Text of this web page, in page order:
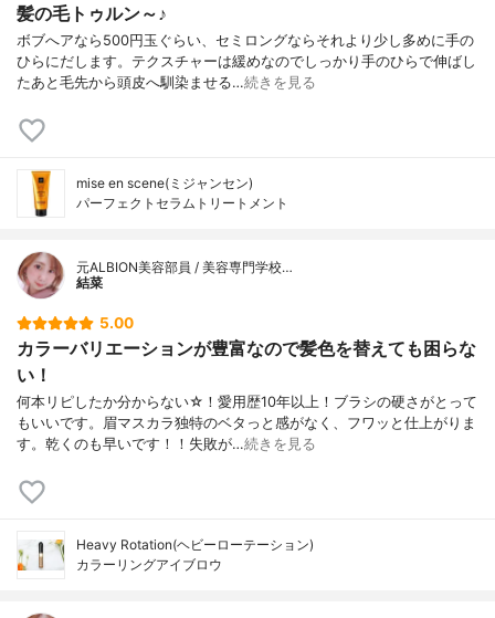
髪の毛トゥルン～♪
ボブへアなら500円玉ぐらい、セミロングならそれより少し多めに手の
ひらにだします。テクスチャーは緩めなのでしっかり手のひらで伸ばし
たあと毛先から頭皮へ馴染ませる…続きを見る
mise en scene(ミジャンセン)
パーフェクトセラムトリートメント
元ALBION美容部員 / 美容専門学校…
結菜
5.00
カラーバリエーションが豊富なので髪色を替えても困らな
い！
何本リピしたか分からない☆！愛用歴10年以上！ブラシの硬さがとって
もいいです。眉マスカラ独特のベタっと感がなく、フワッと仕上がりま
す。乾くのも早いです！！失敗が…続きを見る
Heavy Rotation(ヘビーローテーション)
カラーリングアイブロウ